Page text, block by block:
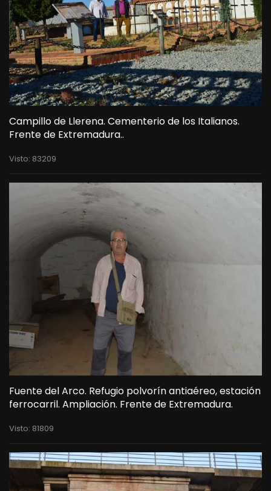
Campillo de Llerena. Cementerio de los Italianos.
Frente de Extremadura..
Visto: 83209
Fuente del Arco. Refugio polvorín antiaéreo, estación
ferrocarril. Ampliación. Frente de Extremadura.
Visto: 81809